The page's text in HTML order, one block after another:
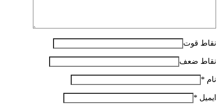
نقاط قوت
نقاط ضعف
نام *
ایمیل *